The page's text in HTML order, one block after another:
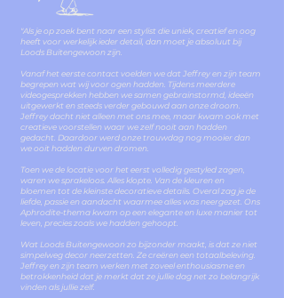
"Als je op zoek bent naar een stylist die uniek, creatief en oog
heeft voor werkelijk ieder detail, dan moet je absoluut bij
Loods Buitengewoon zijn.
Vanaf het eerste contact voelden we dat Jeffrey en zijn team
begrepen wat wij voor ogen hadden. Tijdens meerdere
videogesprekken hebben we samen gebrainstormd, ideeën
uitgewerkt en steeds verder gebouwd aan onze droom.
Jeffrey dacht niet alleen met ons mee, maar kwam ook met
creatieve voorstellen waar we zelf nooit aan hadden
gedacht. Daardoor werd onze trouwdag nog mooier dan
we ooit hadden durven dromen.
Toen we de locatie voor het eerst volledig gestyled zagen,
waren we sprakeloos. Alles klopte. Van de kleuren en
bloemen tot de kleinste decoratieve details. Overal zag je de
liefde, passie en aandacht waarmee alles was neergezet. Ons
Aphrodite-thema kwam op een elegante en luxe manier tot
leven, precies zoals we hadden gehoopt.
Wat Loods Buitengewoon zo bijzonder maakt, is dat ze niet
simpelweg decor neerzetten. Ze creëren een totaalbeleving.
Jeffrey en zijn team werken met zoveel enthousiasme en
betrokkenheid dat je merkt dat ze jullie dag net zo belangrijk
vinden als jullie zelf.